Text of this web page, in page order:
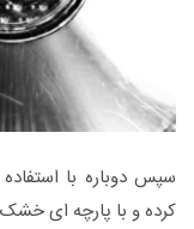
سپس دوباره با
کرده و با پارچه ای